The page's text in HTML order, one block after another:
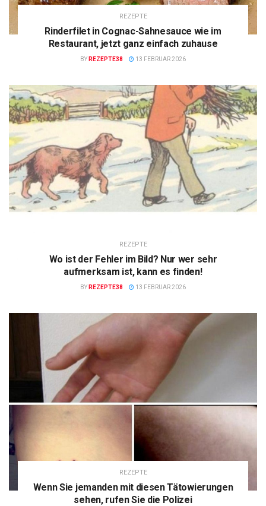
REZEPTE
Rinderfilet in Cognac-Sahnesauce wie im
Restaurant, jetzt ganz einfach zuhause
BY REZEPTE38 13 FEBRUAR 2026
REZEPTE
Wo ist der Fehler im Bild? Nur wer sehr
aufmerksam ist, kann es finden!
BY REZEPTE38 13 FEBRUAR 2026
REZEPTE
Wenn Sie jemanden mit diesen Tätowierungen
sehen, rufen Sie die Polizei